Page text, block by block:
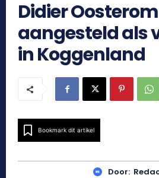
Didier Oosterom
aangesteld als
in Koggenland
Bookmark dit artikel
Door: